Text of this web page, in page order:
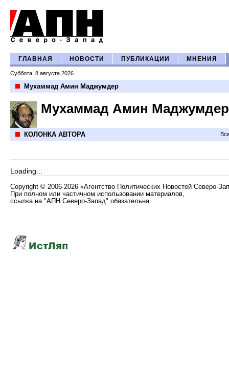
ГЛАВНАЯ НОВОСТИ ПУБЛИКАЦИИ МНЕНИЯ
Суббота, 8 августа 2026
Мухаммад Амин Маджумдер
Мухаммад Амин Маджумдер
КОЛОНКА АВТОРА
Loading...
Copyright © 2006-2026 «Агентство Политических Новостей Северо-
При полном или частичном использовании материалов,
ссылка на "АПН Северо-Запад" обязательна